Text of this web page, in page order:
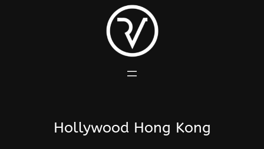
Hollywood Hong Kong